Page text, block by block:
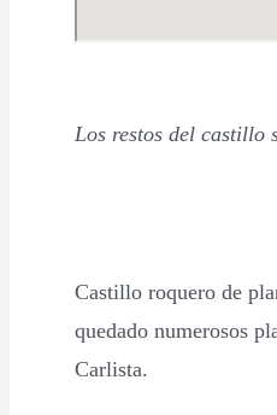
Los restos del castillo
Castillo roquero de
quedado numerosos
Carlista.